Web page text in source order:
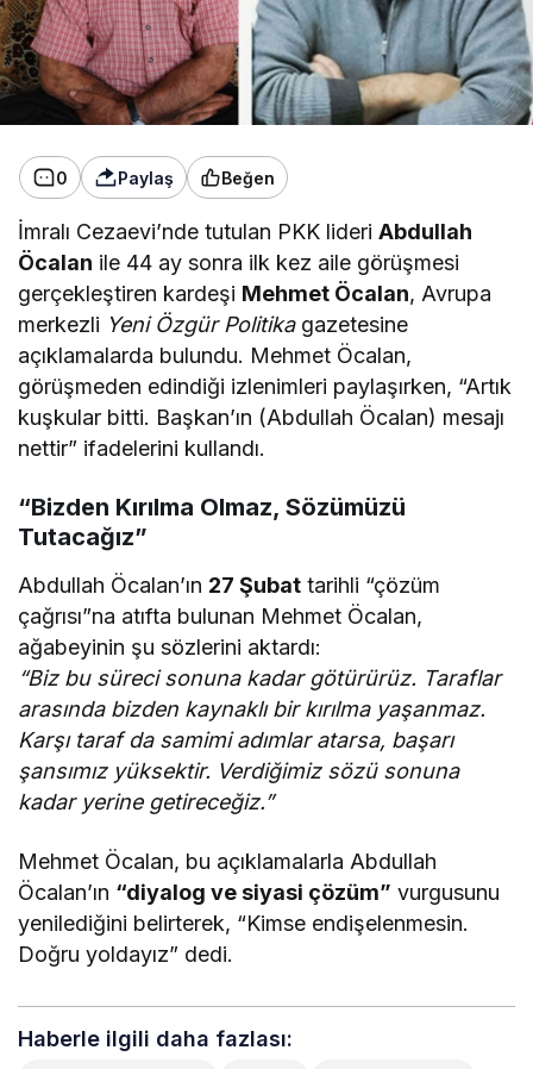
0 Paylaş Beğen
İmralı Cezaevi’nde tutulan PKK lideriAbdullah
Öcalan ile 44 ay sonra ilk kez aile görüşmesi
gerçekleştiren kardeşi Mehmet Öcalan, Avrupa
merkezli Yeni Özgür Politikagazetesine
açıklamalarda bulundu. Mehmet Öcalan,
görüşmeden edindiği izlenimleri paylaşırken, “Artık
kuşkular bitti. Başkan’ın (Abdullah Öcalan) mesajı
nettir” ifadelerini kullandı.
“Bizden Kırılma Olmaz, Sözümüzü
Tutacağız”
Abdullah Öcalan’ın 27 Şubat tarihli “çözüm
çağrısı”na atıfta bulunan Mehmet Öcalan,
ağabeyinin şu sözlerini aktardı:
“Biz bu süreci sonuna kadar götürürüz. Taraflar
arasında bizden kaynaklı bir kırılma yaşanmaz.
Karşı taraf da samimi adımlar atarsa, başarı
şansımız yüksektir. Verdiğimiz sözü sonuna
kadar yerine getireceğiz.”
Mehmet Öcalan, bu açıklamalarla Abdullah
Öcalan’ın “diyalog ve siyasi çözüm” vurgusunu
yenilediğini belirterek, “Kimse endişelenmesin.
Doğru yoldayız” dedi.
Haberle ilgili daha fazlası: